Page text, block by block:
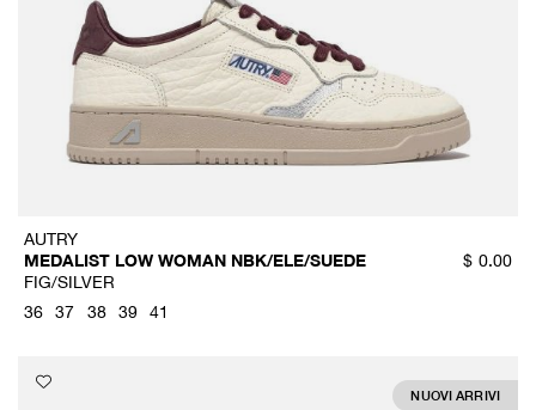
AUTRY
MEDALIST LOW WOMAN NBK/ELE/SUEDE
FIG/SILVER
$ 0.00
36 37 38 39 41
NUOVI ARRIVI